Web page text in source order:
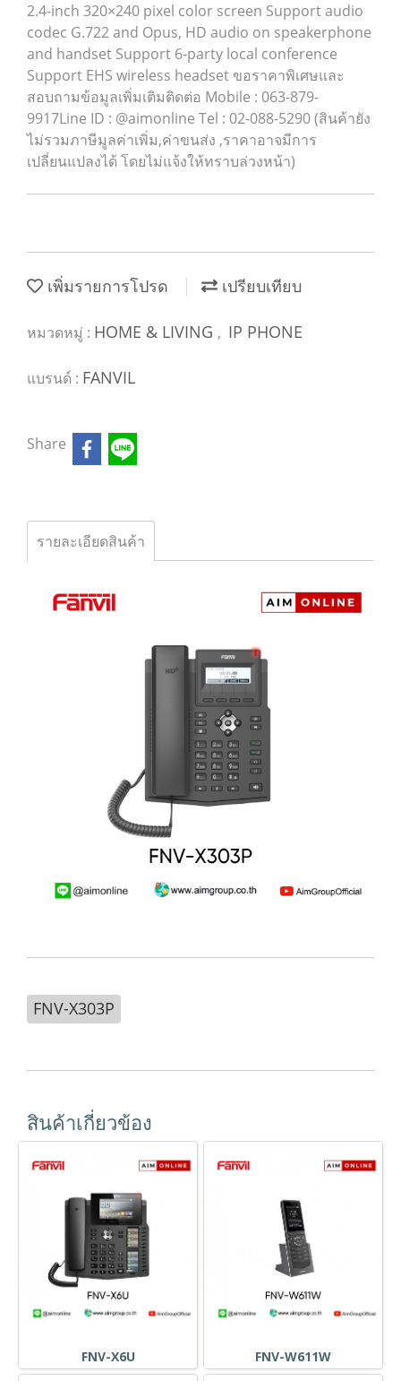
2.4-inch 320×240 pixel color screen Support audio
codec G.722 and Opus, HD audio on speakerphone
and handset Support 6-party local conference
Support EHS wireless headset ขอราคาพิเศษและ
สอบถามข้อมูลเพิ่มเติมติดต่อ Mobile : 063-879-
9917Line ID : @aimonline Tel : 02-088-5290 (สินค้ายัง
ไม่รวมภาษีมูลค่าเพิ่ม,ค่าขนส่ง ,ราคาอาจมีการ
เปลี่ยนแปลงได้ โดยไม่แจ้งให้ทราบล่วงหน้า)
เพิ่มรายการโปรด เปรียบเทียบ
หมวดหมู่ : HOME & LIVING , IP PHONE
แบรนด์ : FANVIL
Share
รายละเอียดสินค้า
FNV-X303P
สินค้าเกี่ยวข้อง
FNV-X6U FNV-W611W